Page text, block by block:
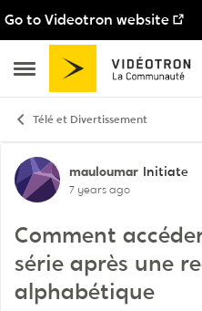
Go to Videotron website
Open Side Menu
Skip to content
Télé et Divertissement
Forummauloumar Initiate
7 years ago
Comment
série après une
alphabétique